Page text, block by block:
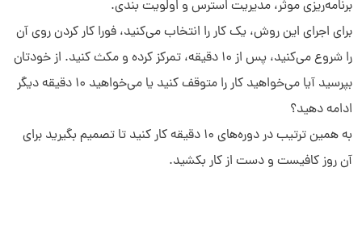
برنامه‌ریزی موثر، مدیریت استرس و اولویت بندی.
برای اجرای این روش، یک کار را انتخاب می‌کنید، فورا کار کردن روی آن
را شروع می‌کنید، پس از 10 دقیقه، تمرکز کرده و مکث کنید. از خودتان
بپرسید آیا می‌خواهید کار را متوقف کنید یا می‌خواهید 10 دقیقه دیگر
ادامه دهید؟
به همین ترتیب در دوره‌های 10 دقیقه کار کنید تا تصمیم بگیرید برای
آن روز کافیست و دست از کار بکشید.